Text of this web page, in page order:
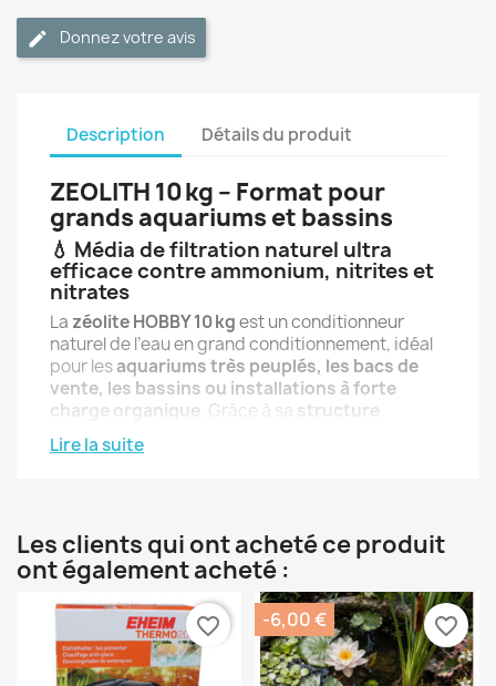
Donnez votre avis
Description Détails du produit
ZEOLITH 10 kg – Format pour
grands aquariums et bassins
💧 Média de filtration naturel ultra
efficace contre ammonium, nitrites et
nitrates
La zéolite HOBBY 10 kgest un conditionneur
naturel de l’eau en grand conditionnement, idéal
pour lesaquariums très peuplés, les bacs de
vente, les bassins ou installations à forte
charge organique . Grâce à sa structure
microporeuse cristalline
(NH4+), réduisant ainsi en cascade les nitrites
✅Points forts
Capte efficacement l’ammonium dès les
premières heures
Lire la suite
Les clients qui ont acheté ce produit
ont également acheté :
favorite_border -6,00 € favorite_border